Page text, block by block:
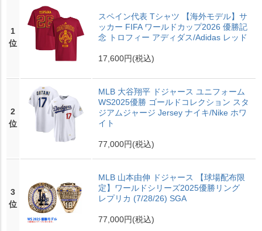
1
位
スペイン代表 Tシャツ 【海外モデル】サ
ッカー FIFA ワールドカップ2026 優勝記
念 トロフィー アディダス/Adidas レッド
17,600円(税込)
2
位
MLB 大谷翔平 ドジャース ユニフォーム
WS2025優勝 ゴールドコレクション スタ
ジアムジャージ Jersey ナイキ/Nike ホワ
イト
77,000円(税込)
3
位
MLB 山本由伸 ドジャース 【球場配布限
定】ワールドシリーズ2025優勝リング
レプリカ (7/28/26) SGA
77,000円(税込)